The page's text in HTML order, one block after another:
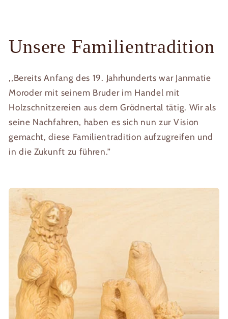
Unsere Familientradition
,,Bereits Anfang des 19. Jahrhunderts war Janmatie
Moroder mit seinem Bruder im Handel mit
Holzschnitzereien aus dem Grödnertal tätig. Wir als
seine Nachfahren, haben es sich nun zur Vision
gemacht, diese Familientradition aufzugreifen und
in die Zukunft zu führen.”